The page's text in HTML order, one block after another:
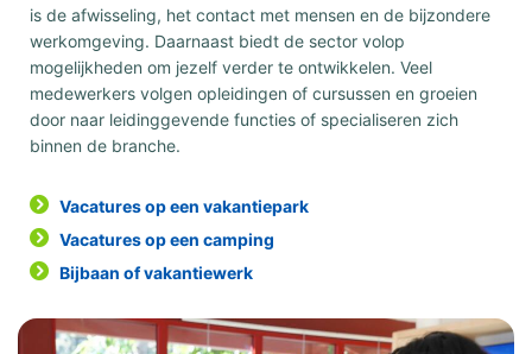
is de afwisseling, het contact met mensen en de bijzondere
werkomgeving. Daarnaast biedt de sector volop
mogelijkheden om jezelf verder te ontwikkelen. Veel
medewerkers volgen opleidingen of cursussen en groeien
door naar leidinggevende functies of specialiseren zich
binnen de branche.
Vacatures op een vakantiepark
Vacatures op een camping
Bijbaan of vakantiewerk